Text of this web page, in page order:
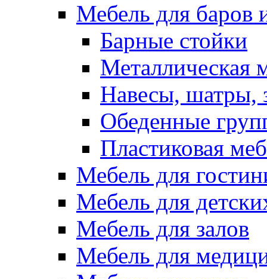
Мебель для баров
Барные стойки
Металлическая
Навесы, шатры,
Обеденные
Пластиковая
Мебель для
Мебель для
Мебель для залов
Мебель для